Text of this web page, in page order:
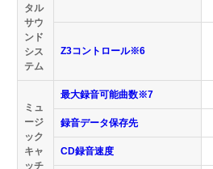
タル
サウ
ンド
シス
テム
Z3コントロール※6
ミュ
ージ
ック
キャ
ッチ
最大録音可能曲数※7
録音データ保存先
CD録音速度